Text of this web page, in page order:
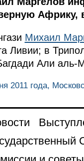
Африку,
Михаил
Ливии; в
Али
2011 года,